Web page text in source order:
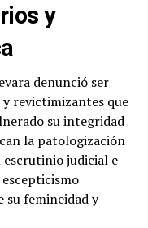
y
denunció ser
revictimizantes que
su integridad
la patologización
judicial e
su femineidad y